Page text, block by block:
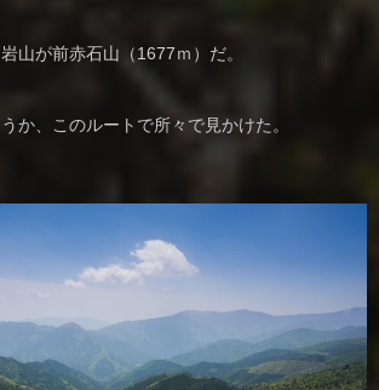
山が前赤石山（1677ｍ）だ。
か、このルートで所々で見かけた。